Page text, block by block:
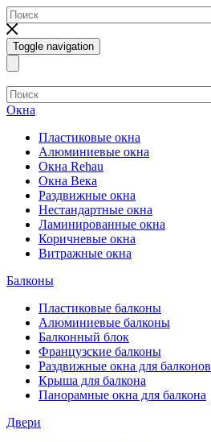
Toggle navigation
Окна
Пластиковые окна
Алюминиевые окна
Окна Rehau
Окна Века
Раздвижные окна
Нестандартные окна
Ламинированные окна
Коричневые окна
Витражные окна
Балконы
Пластиковые балконы
Алюминиевые балконы
Балконный блок
Французские балконы
Раздвижные окна для балконов
Крыша для балкона
Панорамные окна для балкона
Двери